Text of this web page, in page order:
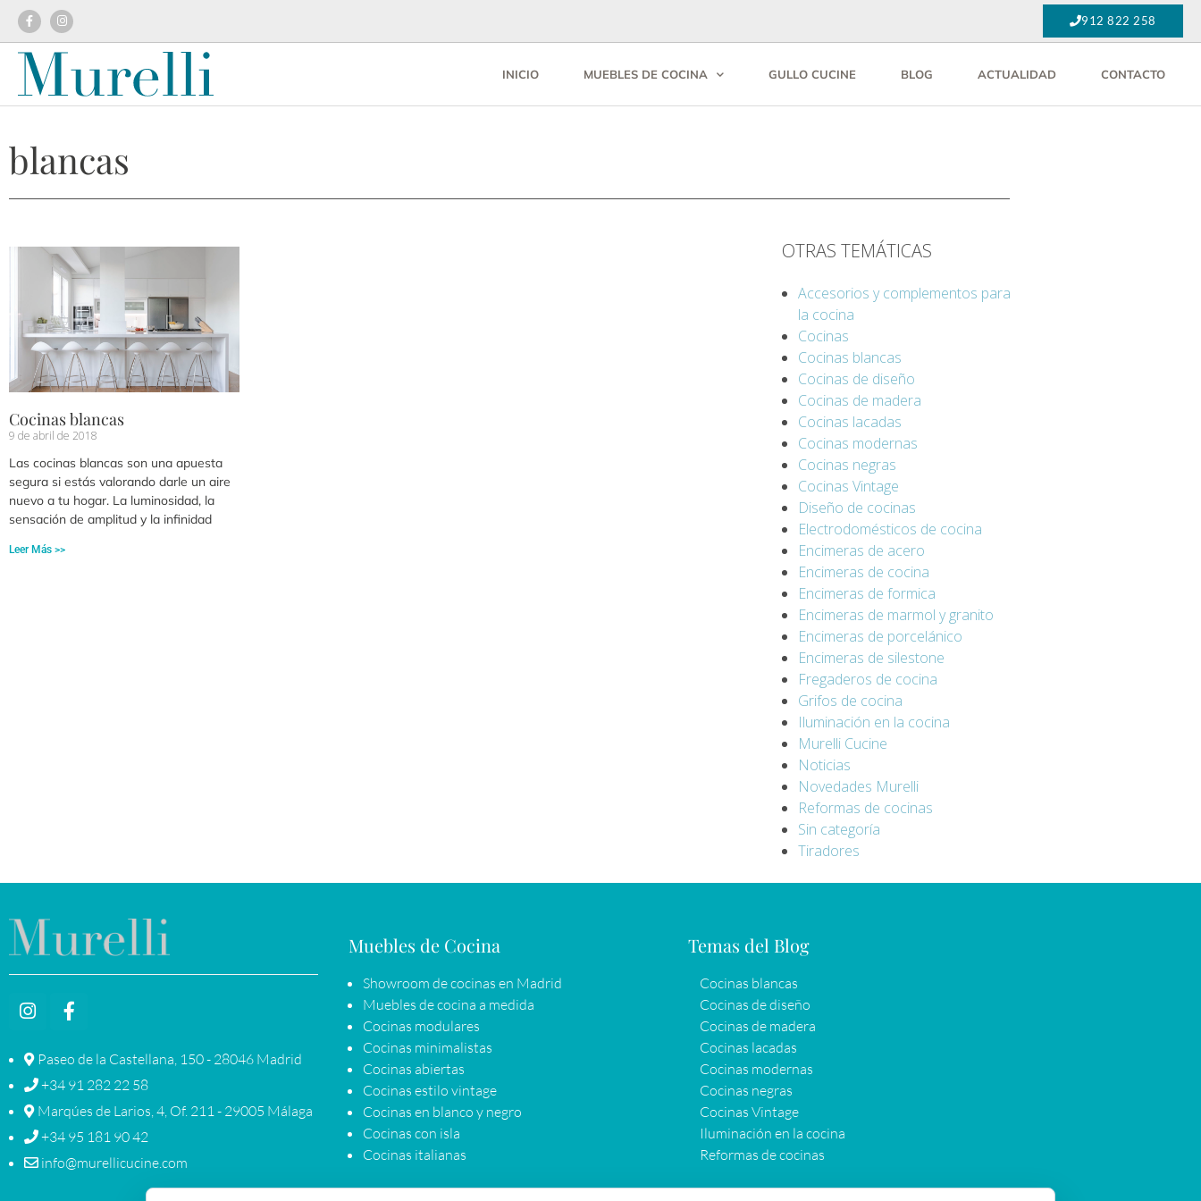
912 822 258
INICIO MUEBLES DE COCINA GULLO CUCINE BLOG ACTUALIDAD CONTACTO
blancas
Cocinas blancas
9 de abril de 2018
Las cocinas blancas son una apuesta
segura si estás valorando darle un aire
nuevo a tu hogar. La luminosidad, la
sensación de amplitud y la infinidad
Leer Más >>
OTRAS TEMÁTICAS
Accesorios y complementos para
la cocina
Cocinas
Cocinas blancas
Cocinas de diseño
Cocinas de madera
Cocinas lacadas
Cocinas modernas
Cocinas negras
Cocinas Vintage
Diseño de cocinas
Electrodomésticos de cocina
Encimeras de acero
Encimeras de cocina
Encimeras de formica
Encimeras de marmol y granito
Encimeras de porcelánico
Encimeras de silestone
Fregaderos de cocina
Grifos de cocina
Iluminación en la cocina
Murelli Cucine
Noticias
Novedades Murelli
Reformas de cocinas
Sin categoría
Tiradores
Paseo de la Castellana, 150 - 28046 Madrid
+34 91 282 22 58
Marqúes de Larios, 4, Of. 211 - 29005 Málaga
+34 95 181 90 42
info@murellicucine.com
Muebles de Cocina
Showroom de cocinas en Madrid
Muebles de cocina a medida
Cocinas modulares
Cocinas minimalistas
Cocinas abiertas
Cocinas estilo vintage
Cocinas en blanco y negro
Cocinas con isla
Cocinas italianas
Temas del Blog
Cocinas blancas
Cocinas de diseño
Cocinas de madera
Cocinas lacadas
Cocinas modernas
Cocinas negras
Cocinas Vintage
Iluminación en la cocina
Reformas de cocinas